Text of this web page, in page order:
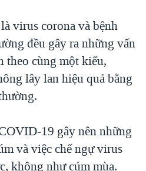
virus corona và bệnh
đều gây ra những vấn
theo cùng một kiểu,
lây lan hiệu quả bằng
19 gây nên những
và việc chế ngự virus
không như cúm mùa.